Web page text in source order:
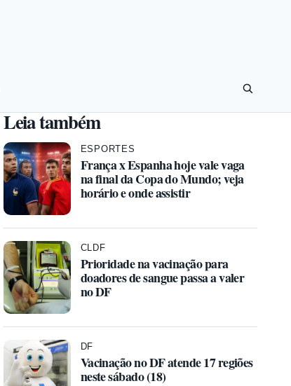
Leia também
ESPORTES
França x Espanha hoje vale vaga
na final da Copa do Mundo; veja
horário e onde assistir
CLDF
Prioridade na vacinação para
doadores de sangue passa a valer
no DF
DF
Vacinação no DF atende 17 regiões
neste sábado (18)